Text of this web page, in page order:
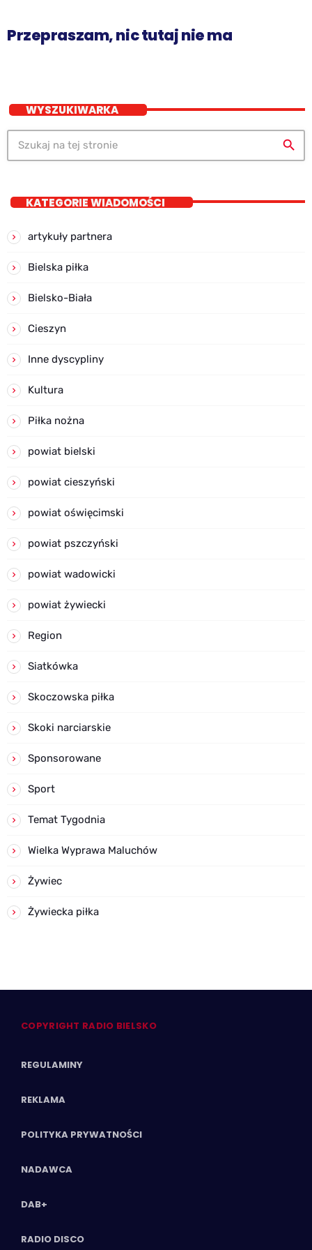
Przepraszam, nic tutaj nie ma
WYSZUKIWARKA
search
KATEGORIE WIADOMOŚCI
artykuły partnera
Bielska piłka
Bielsko-Biała
Cieszyn
Inne dyscypliny
Kultura
Piłka nożna
powiat bielski
powiat cieszyński
powiat oświęcimski
powiat pszczyński
powiat wadowicki
powiat żywiecki
Region
Siatkówka
Skoczowska piłka
Skoki narciarskie
Sponsorowane
Sport
Temat Tygodnia
Wielka Wyprawa Maluchów
Żywiec
Żywiecka piłka
COPYRIGHT RADIO BIELSKO
REGULAMINY
REKLAMA
POLITYKA PRYWATNOŚCI
NADAWCA
DAB+
RADIO DISCO